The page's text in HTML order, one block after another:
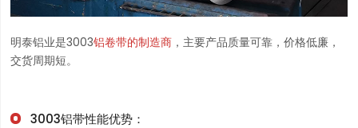
明泰铝业是3003铝卷带的制造商，主要产品质量可靠，价格低廉，
交货周期短。
3003铝带性能优势：